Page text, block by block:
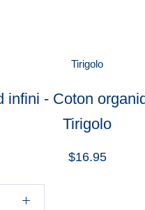
Tirigolo
infini - Coton
Tirigolo
$16.95